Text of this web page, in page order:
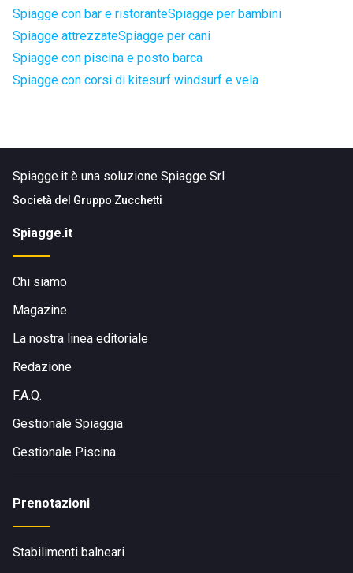
Spiagge con bar e ristoranteSpiagge per bambini
Spiagge attrezzateSpiagge per cani
Spiagge con piscina e posto barca
Spiagge con corsi di kitesurf windsurf e vela
Spiagge.it è una soluzione Spiagge Srl
Società del Gruppo Zucchetti
Spiagge.it
Chi siamo
Magazine
La nostra linea editoriale
Redazione
F.A.Q.
Gestionale Spiaggia
Gestionale Piscina
Prenotazioni
Stabilimenti balneari